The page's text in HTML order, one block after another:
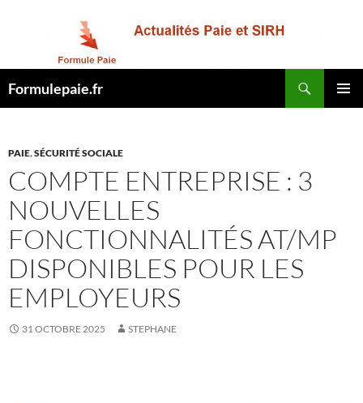
Formulepaie.fr
PAIE,SÉCURITÉ SOCIALE
COMPTE ENTREPRISE : 3
NOUVELLES
FONCTIONNALITÉS AT/MP
DISPONIBLES POUR LES
EMPLOYEURS
31 OCTOBRE 2025 STEPHANE